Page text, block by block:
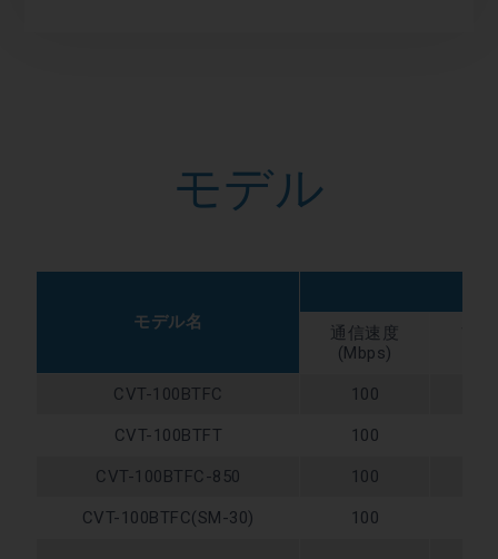
モデル
モデル名
通信速度
(Mbps)
CVT-100BTFC 100
CVT-100BTFT 100
CVT-100BTFC-850 100
CVT-100BTFC(SM-30) 100